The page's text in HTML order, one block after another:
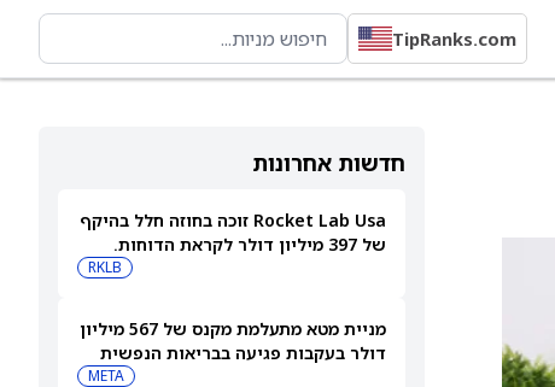
TipRanks.com
חדשות אחרונות
Rocket Lab Usa זוכה בחוזה חלל בהיקף
של 397 מיליון דולר לקראת הדוחות.
האם מכירות גדולות יספיקו כדי להגיעRKLB
מניית מטא מתעלמת מקנס של 567 מיליון
דולר בעקבות פגיעה בבריאות הנפשית
META